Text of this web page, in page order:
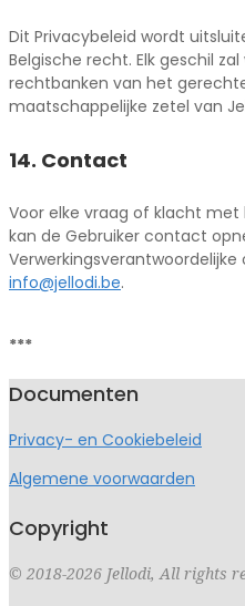
Dit Privacybeleid wordt
Belgische recht. Elk geschil
rechtbanken van het
maatschappelijke zetel van
14. Contact
Voor elke vraag of klacht
kan de Gebruiker contact
info@jellodi.be.
***
2020-
05-
06
Documenten
Privacy- en Cookiebeleid
Algemene voorwaarden
Copyright
© 2018-2026 Jellodi, All rights